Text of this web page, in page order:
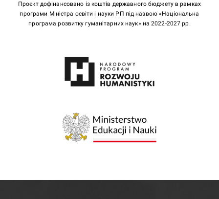
Проєкт дофінансовано із коштів державного бюджету в рамках
програми Міністра освіти і науки РП під назвою «Національна
програма розвитку гуманітарних наук» на 2022-2027 рр.